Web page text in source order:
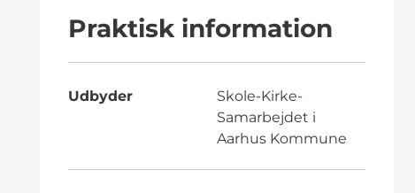
Praktisk information
Udbyder
Skole-Kirke-
Samarbejdet i
Aarhus Kommune